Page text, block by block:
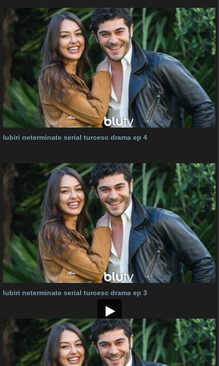
Iubiri neterminate serial turcesc drama ep 4
Iubiri neterminate serial turcesc drama ep 3